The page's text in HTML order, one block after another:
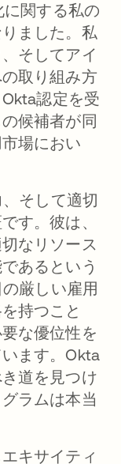
関する私の
ました。私
そしてアイ
取り組み方
認定を受
候補者が同
場におい
そして適切
す。彼は、
なリソース
あるという
厳しい雇用
持つこと
な優位性を
ます。Okta
道を見つけ
ラムは本当
キサイティ